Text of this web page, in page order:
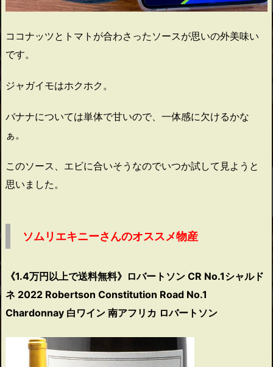
ココナッツとトマトが合わさったソースが思いの外美味い
です。
ジャガイモはホクホク。
バナナについては単体で甘いので、一体感に欠けるかな
ぁ。
このソース、エビに合いそうなのでいつか試して見ようと
思いました。
ソムリエキニーさんのオススメ物産
《1.4万円以上で送料無料》ロバートソン CR No.1シャルド
ネ 2022 Robertson Constitution Road No.1
Chardonnay 白ワイン 南アフリカ ロバートソン